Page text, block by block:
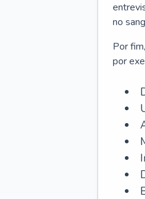
no
Por
por